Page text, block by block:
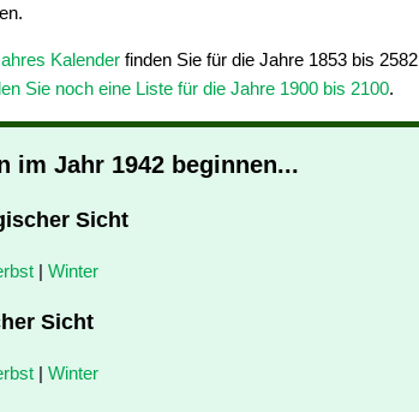
Kalender finden Sie für die Jahre 1853 bis
Sie noch eine Liste für die Jahre 1900 bis 2100.
im Jahr 1942 beginnen...
Sicht
| Winter
Sicht
| Winter